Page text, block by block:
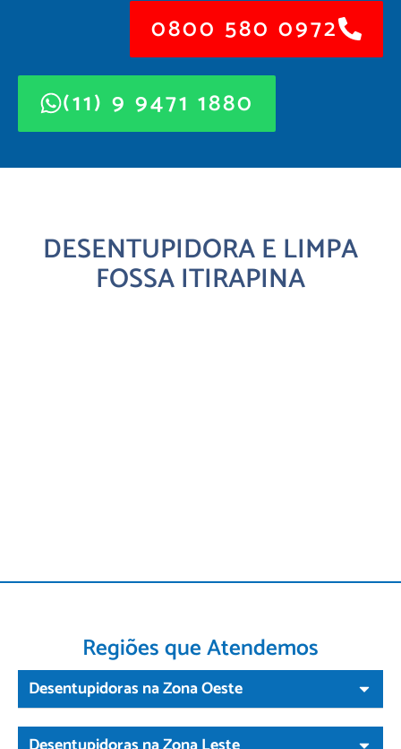
0800 580 0972
(11) 9 9471 1880
DESENTUPIDORA E LIMPA
FOSSA ITIRAPINA
Regiões que Atendemos
Desentupidoras na Zona Oeste